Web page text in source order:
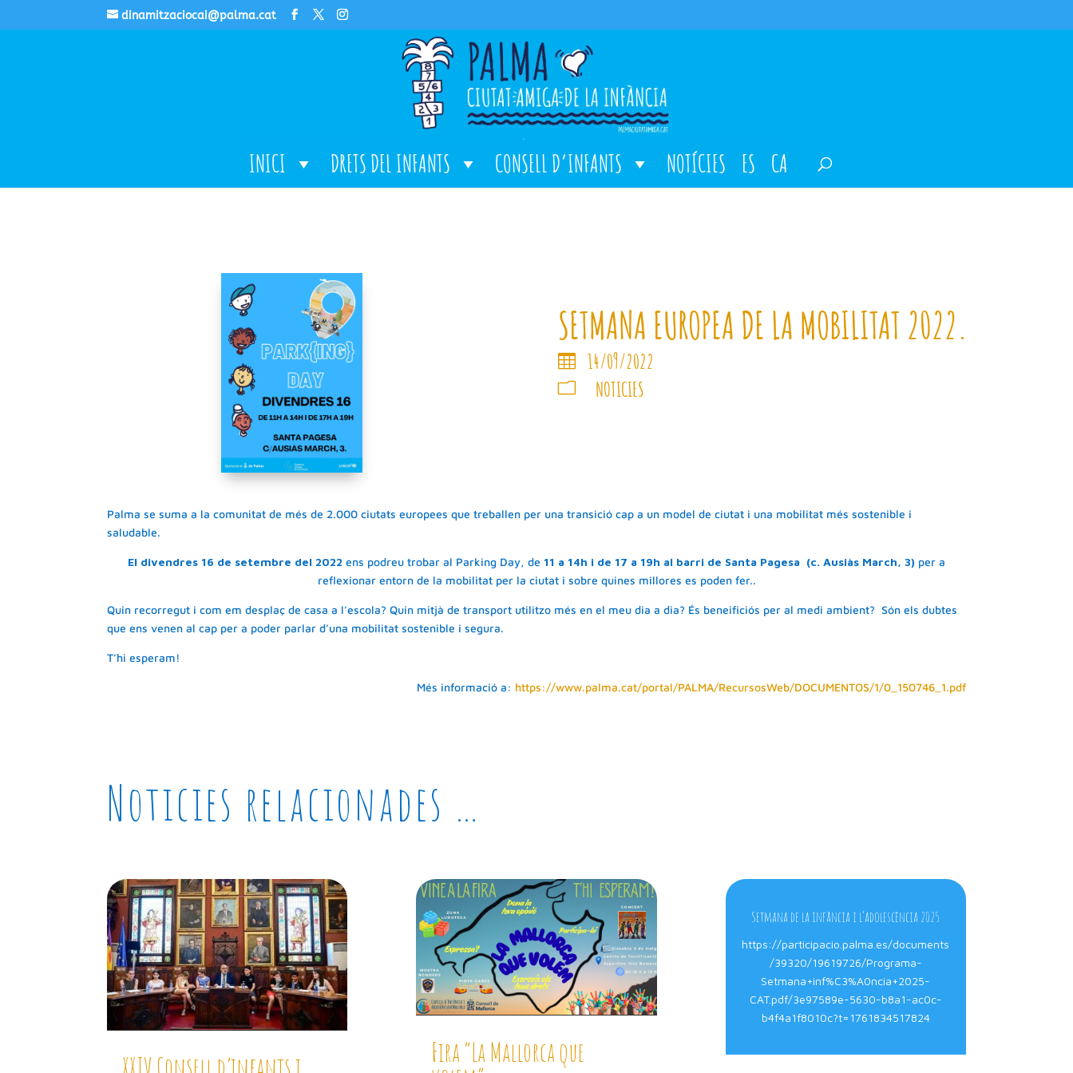
dinamitzaciocai@palma.cat
INICI DRETS DEL INFANTS CONSELL D’INFANTS NOTÍCIES ES CA
SETMANA EUROPEA DE LA MOBILITAT 2022.
 14/09/2022
m NOTICIES
Palma se suma a la comunitat de més de 2.000 ciutats europees que treballen per una transició cap a un model de ciutat i una mobilitat més sostenible i
saludable.
El divendres 16 de setembre del 2022 ens podreu trobar al Parking Day, de 11 a 14h i de 17 a 19h al barri de Santa Pagesa (c. Ausiàs March, 3) per a
reflexionar entorn de la mobilitat per la ciutat i sobre quines millores es poden fer..
Quin recorregut i com em desplaç de casa a l’escola? Quin mitjà de transport utilitzo més en el meu dia a dia? És beneificiós per al medi ambient? Són els dubtes
que ens venen al cap per a poder parlar d’una mobilitat sostenible i segura.
T’hi esperam!
Més informació a: https://www.palma.cat/portal/PALMA/RecursosWeb/DOCUMENTOS/1/0_150746_1.pdf
Noticies relacionades …
Fira “La Mallorca que
Setmana de la infància i l’adolescència 2025
https://participacio.palma.es/documents
/39320/19619726/Programa-
Setmana+inf%C3%A0ncia+2025-
CAT.pdf/3e97589e-5630-b8a1-ac0c-
b4f4a1f8010c?t=1761834517824